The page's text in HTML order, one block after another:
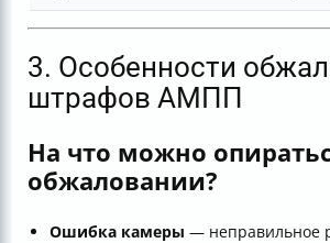
3. Особенности
штрафов АМПП
На что можно
обжаловании?
Ошибка камеры — неправильное